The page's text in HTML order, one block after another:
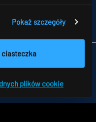
Pokaż szczegóły
ciasteczka
plików cookie